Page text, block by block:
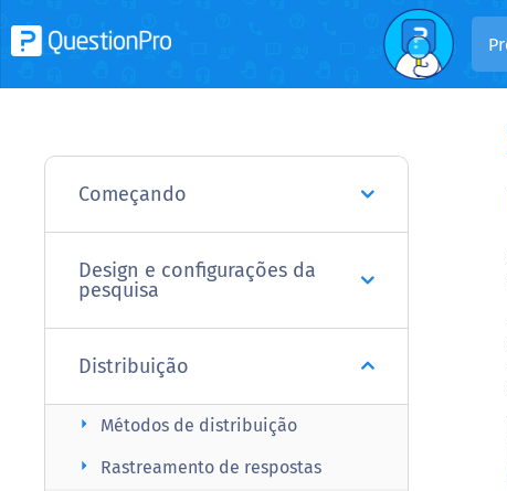
Começando
Design e configurações da
pesquisa
Distribuição
Métodos de distribuição
arrow_right
Rastreamento de respostas
arrow_right